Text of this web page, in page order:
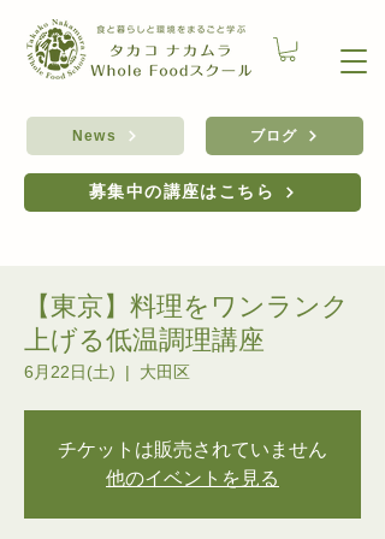
News
募集中の講座はこちら
ブログ
【東京】料理をワンランク
上げる低温調理講座
6月22日(土)
  |
大田区
チケットは販売されていません
他のイベントを見る